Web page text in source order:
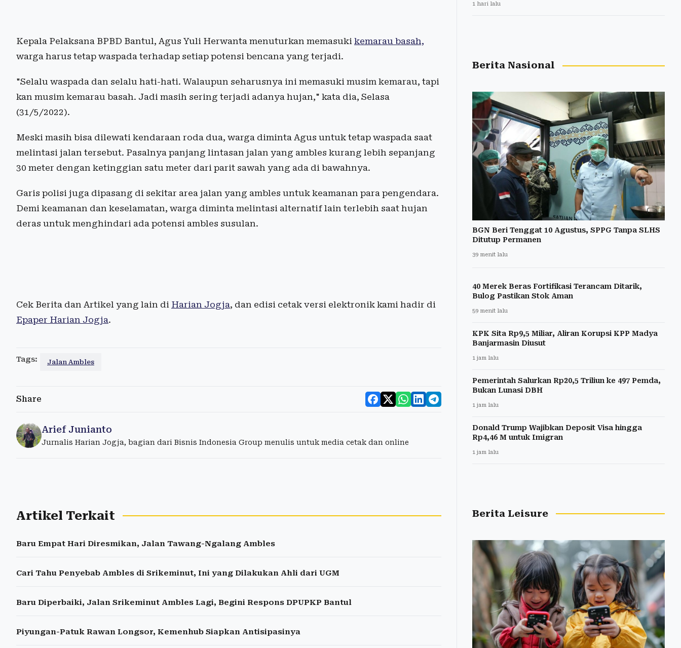
Kepala Pelaksana BPBD Bantul, Agus Yuli Herwanta menuturkan memasuki kemarau basah,
warga harus tetap waspada terhadap setiap potensi bencana yang terjadi.
"Selalu waspada dan selalu hati-hati. Walaupun seharusnya ini memasuki musim kemarau, tapi
kan musim kemarau basah. Jadi masih sering terjadi adanya hujan," kata dia, Selasa
(31/5/2022).
Meski masih bisa dilewati kendaraan roda dua, warga diminta Agus untuk tetap waspada saat
melintasi jalan tersebut. Pasalnya panjang lintasan jalan yang ambles kurang lebih sepanjang
30 meter dengan ketinggian satu meter dari parit sawah yang ada di bawahnya.
Garis polisi juga dipasang di sekitar area jalan yang ambles untuk keamanan para pengendara.
Demi keamanan dan keselamatan, warga diminta melintasi alternatif lain terlebih saat hujan
deras untuk menghindari ada potensi ambles susulan.
Cek Berita dan Artikel yang lain di Harian Jogja, dan edisi cetak versi elektronik kami hadir di
Epaper Harian Jogja.
Tags: Jalan Ambles
Share
Arief Junianto
Jurnalis Harian Jogja, bagian dari Bisnis Indonesia Group menulis untuk media cetak dan online
Artikel Terkait
Baru Empat Hari Diresmikan, Jalan Tawang-Ngalang Ambles
Cari Tahu Penyebab Ambles di Srikeminut, Ini yang Dilakukan Ahli dari UGM
Baru Diperbaiki, Jalan Srikeminut Ambles Lagi, Begini Respons DPUPKP Bantul
Piyungan-Patuk Rawan Longsor, Kemenhub Siapkan Antisipasinya
1 hari lalu
Berita Nasional
BGN Beri Tenggat 10 Agustus, SPPG Tanpa SLHS
Ditutup Permanen
39 menit lalu
40 Merek Beras Fortifikasi Terancam Ditarik,
Bulog Pastikan Stok Aman
59 menit lalu
KPK Sita Rp9,5 Miliar, Aliran Korupsi KPP Madya
Banjarmasin Diusut
1 jam lalu
Pemerintah Salurkan Rp20,5 Triliun ke 497 Pemda,
Bukan Lunasi DBH
1 jam lalu
Donald Trump Wajibkan Deposit Visa hingga
Rp4,46 M untuk Imigran
1 jam lalu
Berita Leisure